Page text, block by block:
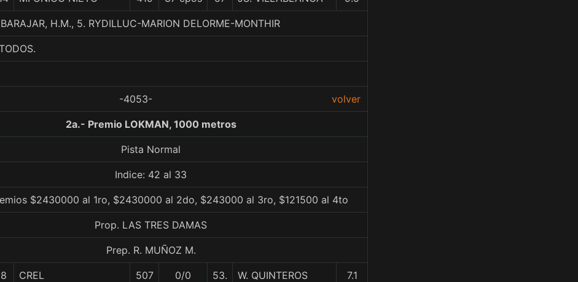
H.M., 5. RYDILLUC-MARION DELORME-MONTHIR
-4053- volver
2a.- Premio LOKMAN, 1000 metros
Pista Normal
Indice: 42 al 33
$2430000 al 1ro, $2430000 al 2do, $243000 al 3ro, $121500 al 4to
Prop. LAS TRES DAMAS
Prep. R. MUÑOZ M.
8 CREL 507 0/0 53. W. QUINTEROS 7.1